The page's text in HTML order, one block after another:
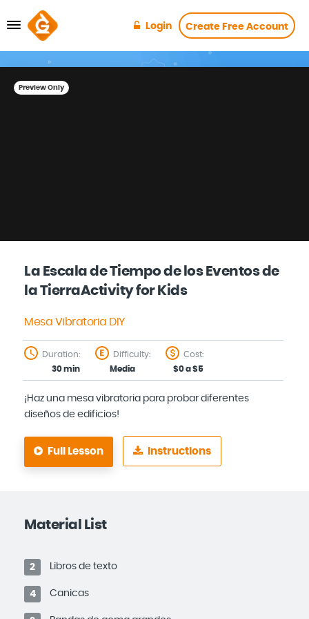
Login Create Free Account
Preview Only
La Escala de Tiempo de los Eventos de
la TierraActivity for Kids
Mesa Vibratoria DIY
Duration:
30 min
Difficulty:
Media
Cost:
$0 a $5
¡Haz una mesa vibratoria para probar diferentes
diseños de edificios!
Full Lesson Instructions
Material List
2 Libros de texto
4 Canicas